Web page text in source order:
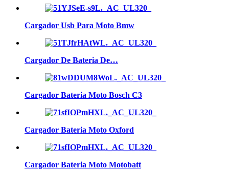
Cargador Usb Para Moto Bmw
Cargador De Bateria De…
Cargador Bateria Moto Bosch C3
Cargador Bateria Moto Oxford
Cargador Bateria Moto Motobatt